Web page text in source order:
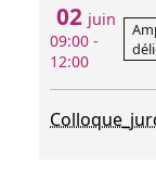
02 juin
09:00 -
12:00